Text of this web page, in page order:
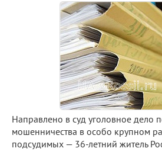
Направлено в суд уголовное дело
мошенничества в особо крупном
подсудимых — 36-летний житель